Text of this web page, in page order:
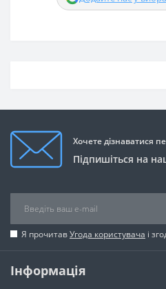
Хочете дізнаватися
Підпишіться на
Я прочитавУгода користувача і
Інформація